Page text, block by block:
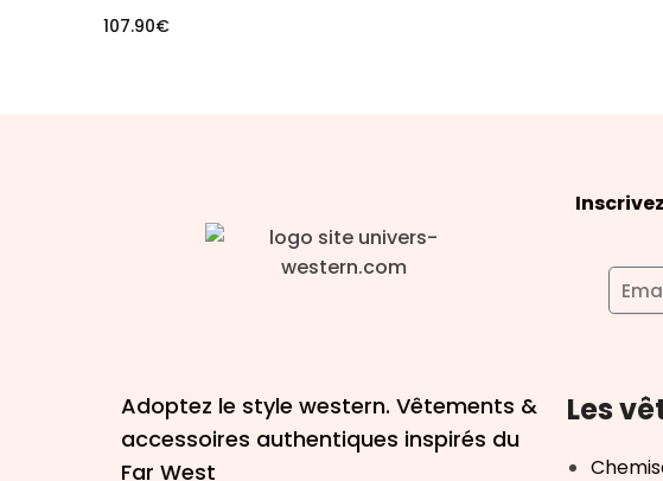
107.90€
Adoptez le style western. Vêtements &
accessoires authentiques inspirés du
Far West
Les